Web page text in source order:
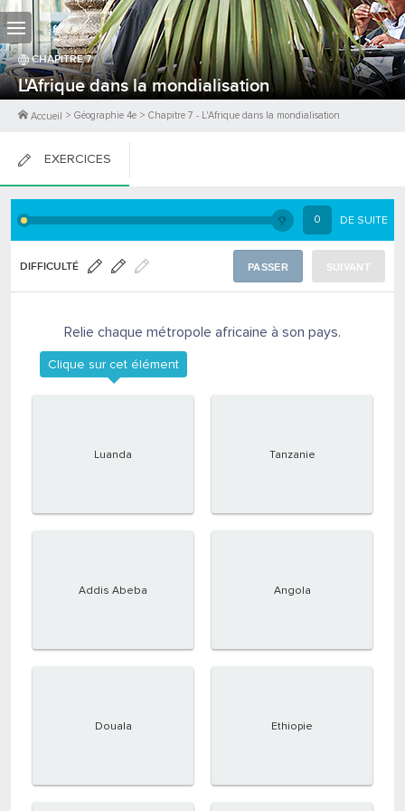
CHAPITRE7
L'Afrique dans la mondialisation
Accueil > Géographie 4e > Chapitre 7 - L'Afrique dans la mondialisation
EXERCICES
FICHES DE COURS 0 DE SUITE
DIFFICULTÉ PASSER SUIVANT
Relie chaque métropole africaine à son pays.
Luanda
Addis Abeba
Douala
Tanzanie
Angola
Ethiopie
Clique sur cet élément